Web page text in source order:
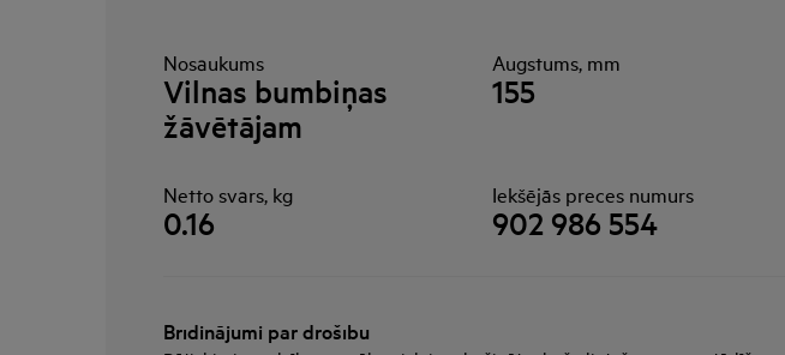
Nosaukums
Vilnas bumbiņas
žāvētājam
Augstums, mm
155
Netto svars, kg
0.16
Iekšējās preces numurs
902 986 554
Brīdinājumi par drošību